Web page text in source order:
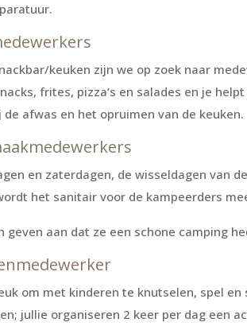
keuken zijn we op zoek naar
frites, pizza’s en salades en je
de afwas en het opruimen van de keuken.
en zaterdagen, de wisseldagen van
het sanitair voor de kampeerders
geven aan dat ze een schone camping
om met kinderen te knutselen, spel
jullie organiseren 2 keer per dag een